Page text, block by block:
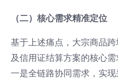
（二）核心需求精准定位
基于上述痛点，大宗商品
及信用证结算方案的核心需
一是全链路协同需求，实